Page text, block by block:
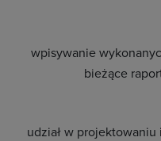
wpisywanie
bieżące
udział w